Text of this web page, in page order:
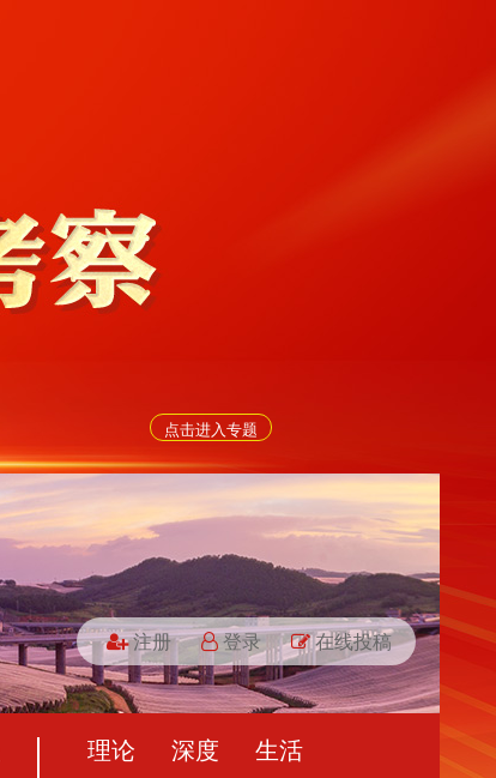
点击进入专题
注册 登录 在线投稿
理论 深度
生活